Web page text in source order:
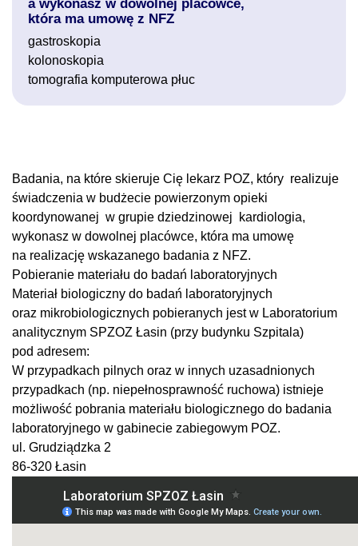
a wykonasz w dowolnej placówce,
która ma umowę z NFZ
gastroskopia
kolonoskopia
tomografia komputerowa płuc
Badania, na które skieruje Cię lekarz POZ, który realizuje
świadczenia w budżecie powierzonym opieki
koordynowanej w grupie dziedzinowej kardiologia,
wykonasz w dowolnej placówce, która ma umowę
na realizację wskazanego badania z NFZ.
Pobieranie materiału do badań laboratoryjnych
Materiał biologiczny do badań laboratoryjnych
oraz mikrobiologicznych pobieranych jest w Laboratorium
analitycznym SPZOZ Łasin (przy budynku Szpitala)
pod adresem:
W przypadkach pilnych oraz w innych uzasadnionych
przypadkach (np. niepełnosprawność ruchowa) istnieje
możliwość pobrania materiału biologicznego do badania
laboratoryjnego w gabinecie zabiegowym POZ.
ul. Grudziądzka 2
86-320 Łasin